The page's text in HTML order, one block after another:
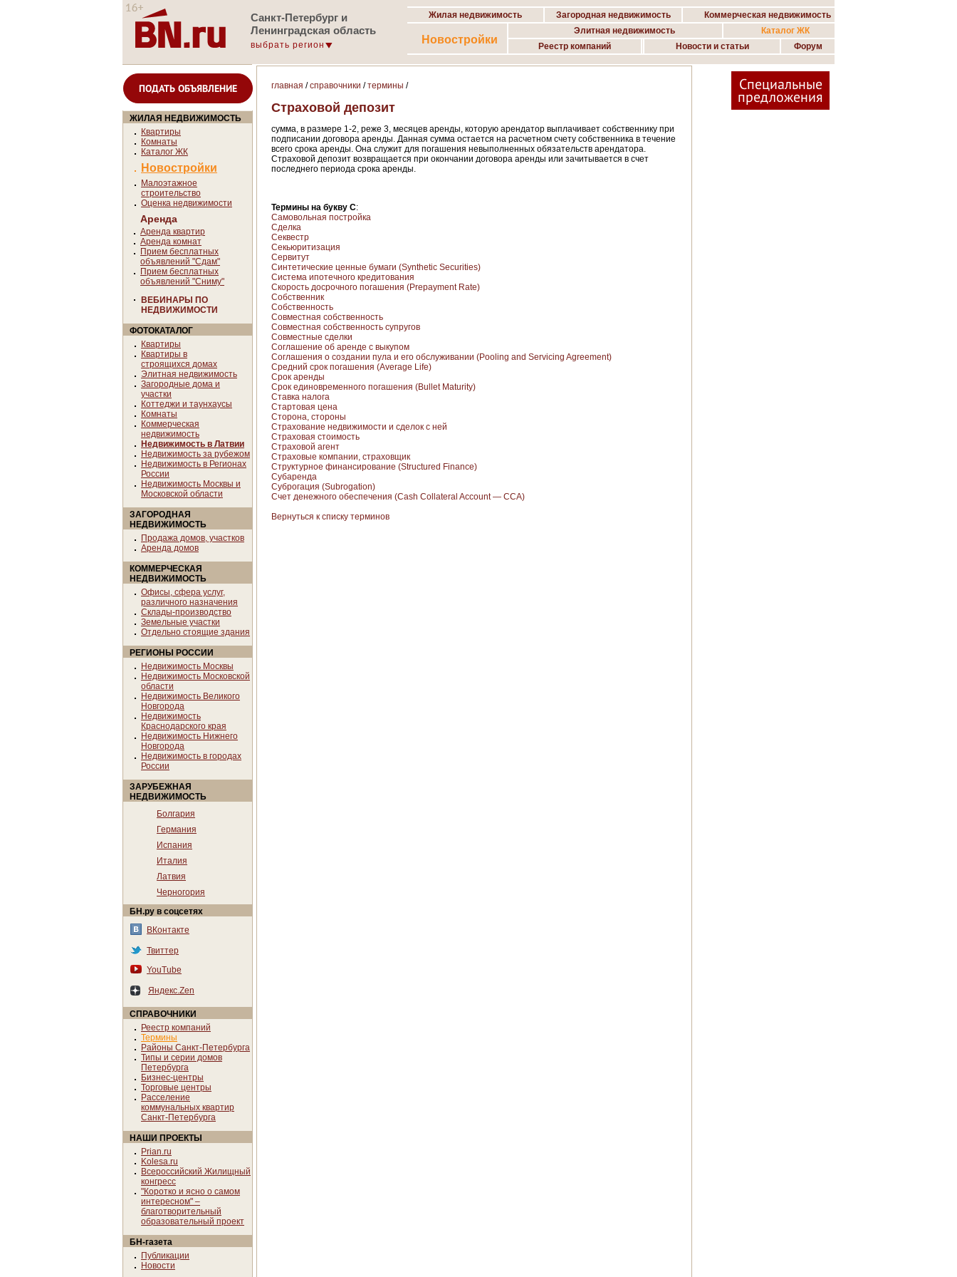
Санкт-Петербург и
Ленинградская область
выбрать регион
Жилая недвижимость Загородная недвижимость Коммерческая недвижимость
Новостройки
Элитная недвижимость
Каталог ЖК
Реестр компаний
Новости и статьи Форум
ПОДАТЬ ОБЪЯВЛЕНИЕ
ЖИЛАЯ НЕДВИЖИМОСТЬ
Квартиры
Комнаты
Каталог ЖК
Новостройки
Малоэтажное
строительство
Оценка недвижимости
Аренда
Аренда квартир
Аренда комнат
Прием бесплатных
объявлений "Сдам"
Прием бесплатных
объявлений "Сниму"
ВЕБИНАРЫ ПО
НЕДВИЖИМОСТИ
ФОТОКАТАЛОГ
Квартиры
Квартиры в
строящихся домах
Элитная недвижимость
Загородные дома и
участки
Коттеджи и таунхаусы
Комнаты
Коммерческая
недвижимость
Недвижимость в Латвии
Недвижимость за рубежом
Недвижимость в Регионах
России
Недвижимость Москвы и
Московской области
ЗАГОРОДНАЯ
НЕДВИЖИМОСТЬ
Продажа домов, участков
Аренда домов
КОММЕРЧЕСКАЯ
НЕДВИЖИМОСТЬ
Офисы, сфера услуг,
различного назначения
Склады-производство
Земельные участки
Отдельно стоящие здания
РЕГИОНЫ РОССИИ
Недвижимость Москвы
Недвижимость Московской
области
Недвижимость Великого
Новгорода
Недвижимость
Краснодарского края
Недвижимость Нижнего
Новгорода
Недвижимость в городах
России
ЗАРУБЕЖНАЯ
НЕДВИЖИМОСТЬ
Болгария
Германия
Испания
Италия
Латвия
Черногория
БН.ру в соцсетях
ВКонтакте
Твиттер
YouTube
Яндекс.Zen
СПРАВОЧНИКИ
Реестр компаний
Термины
Районы Санкт-Петербурга
Типы и серии домов
Петербурга
Бизнес-центры
Торговые центры
Расселение
коммунальных квартир
Санкт-Петербурга
НАШИ ПРОЕКТЫ
Prian.ru
Kolesa.ru
Всероссийский Жилищный
конгресс
"Коротко и ясно о самом
интересном" –
благотворительный
образовательный проект
БН-газета
Публикации
Новости
главная /справочники /термины /
Страховой депозит
сумма, в размере 1-2, реже 3, месяцев аренды, которую арендатор выплачивает собственнику при
подписании договора аренды. Данная сумма остается на расчетном счету собственника в течение
всего срока аренды. Она служит для погашения невыполненных обязательств арендатора.
Страховой депозит возвращается при окончании договора аренды или зачитывается в счет
последнего периода срока аренды.
Термины на букву С:
Самовольная постройка
Сделка
Секвестр
Секьюритизация
Сервитут
Синтетические ценные бумаги (Synthetic Securities)
Система ипотечного кредитования
Скорость досрочного погашения (Prepayment Rate)
Собственник
Собственность
Совместная собственность
Совместная собственность супругов
Совместные сделки
Соглашение об аренде с выкупом
Соглашения о создании пула и его обслуживании (Pooling and Servicing Agreement)
Средний срок погашения (Average Life)
Срок аренды
Срок единовременного погашения (Bullet Maturity)
Ставка налога
Стартовая цена
Сторона, стороны
Страхование недвижимости и сделок с ней
Страховая стоимость
Страховой агент
Страховые компании, страховщик
Структурное финансирование (Structured Finance)
Субаренда
Суброгация (Subrogation)
Счет денежного обеспечения (Cash Collateral Account — CCA)
Вернуться к списку терминов
Специальные
предложения